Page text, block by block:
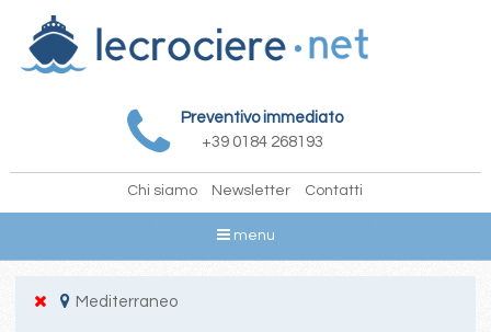
Preventivo immediato
+39 0184 268193
Chi siamo Newsletter Contatti
menu
Mediterraneo